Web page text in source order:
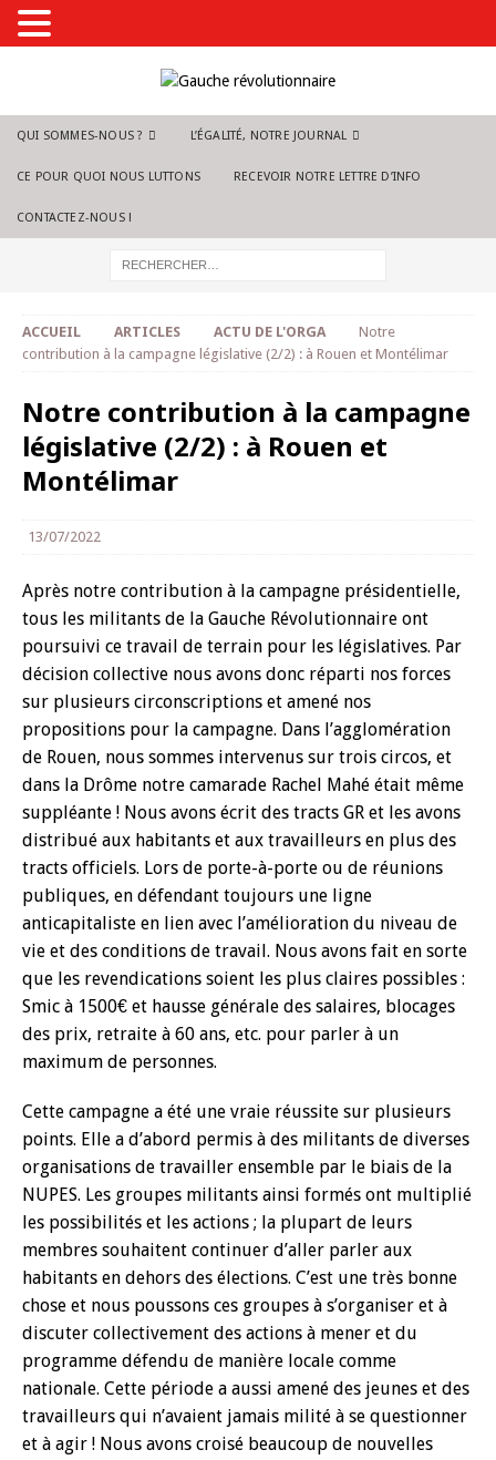
QUI SOMMES-NOUS ? L’ÉGALITÉ, NOTRE JOURNAL
CE POUR QUOI NOUS LUTTONS RECEVOIR NOTRE LETTRE D’INFO
CONTACTEZ-NOUS !
ACCUEIL ARTICLES ACTU DE L'ORGA
Notre
contribution à la campagne législative (2/2) : à Rouen et Montélimar
Notre contribution à la campagne
législative (2/2) : à Rouen et
Montélimar
13/07/2022
Après notre contribution à la campagne présidentielle,
tous les militants de la Gauche Révolutionnaire ont
poursuivi ce travail de terrain pour les législatives. Par
décision collective nous avons donc réparti nos forces
sur plusieurs circonscriptions et amené nos
propositions pour la campagne. Dans l’agglomération
de Rouen, nous sommes intervenus sur trois circos, et
dans la Drôme notre camarade Rachel Mahé était même
suppléante ! Nous avons écrit des tracts GR et les avons
distribué aux habitants et aux travailleurs en plus des
tracts officiels. Lors de porte-à-porte ou de réunions
publiques, en défendant toujours une ligne
anticapitaliste en lien avec l’amélioration du niveau de
vie et des conditions de travail. Nous avons fait en sorte
que les revendications soient les plus claires possibles :
Smic à 1500€ et hausse générale des salaires, blocages
des prix, retraite à 60 ans, etc. pour parler à un
maximum de personnes.
Cette campagne a été une vraie réussite sur plusieurs
points. Elle a d’abord permis à des militants de diverses
organisations de travailler ensemble par le biais de la
NUPES. Les groupes militants ainsi formés ont multiplié
les possibilités et les actions ; la plupart de leurs
membres souhaitent continuer d’aller parler aux
habitants en dehors des élections. C’est une très bonne
chose et nous poussons ces groupes à s’organiser et à
discuter collectivement des actions à mener et du
programme défendu de manière locale comme
nationale. Cette période a aussi amené des jeunes et des
travailleurs qui n’avaient jamais milité à se questionner
et à agir ! Nous avons croisé beaucoup de nouvelles